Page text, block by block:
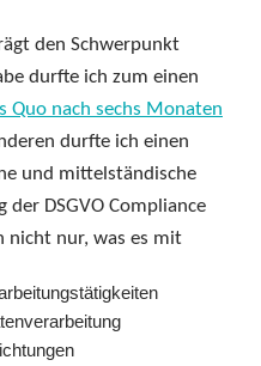
den Schwerpunkt
durfte ich zum einen
Quo nach sechs Monaten
durfte ich einen
und mittelständische
DSGVO Compliance
nicht nur, was es mit